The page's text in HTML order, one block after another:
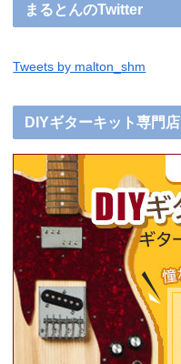
まるとんのTwitter
Tweets by malton_shm
DIYギターキット専門店